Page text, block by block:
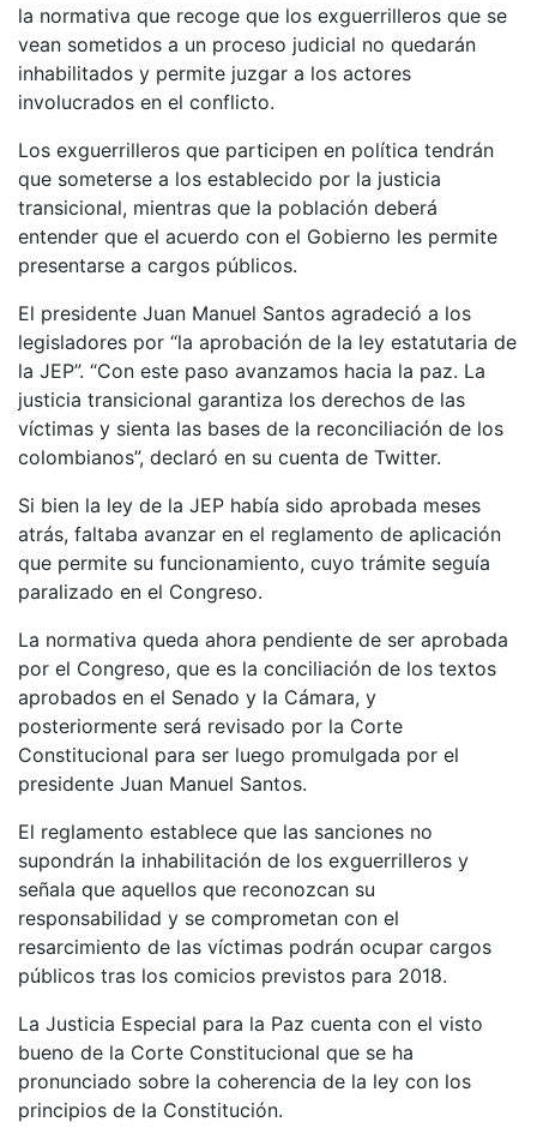
la normativa que recoge que los exguerrilleros que se
vean sometidos a un proceso judicial no quedarán
inhabilitados y permite juzgar a los actores
involucrados en el conflicto.
Los exguerrilleros que participen en política tendrán
que someterse a los establecido por la justicia
transicional, mientras que la población deberá
entender que el acuerdo con el Gobierno les permite
presentarse a cargos públicos.
El presidente Juan Manuel Santos agradeció a los
legisladores por “la aprobación de la ley estatutaria de
la JEP”. “Con este paso avanzamos hacia la paz. La
justicia transicional garantiza los derechos de las
víctimas y sienta las bases de la reconciliación de los
colombianos”, declaró en su cuenta de Twitter.
Si bien la ley de la JEP había sido aprobada meses
atrás, faltaba avanzar en el reglamento de aplicación
que permite su funcionamiento, cuyo trámite seguía
paralizado en el Congreso.
La normativa queda ahora pendiente de ser aprobada
por el Congreso, que es la conciliación de los textos
aprobados en el Senado y la Cámara, y
posteriormente será revisado por la Corte
Constitucional para ser luego promulgada por el
presidente Juan Manuel Santos.
El reglamento establece que las sanciones no
supondrán la inhabilitación de los exguerrilleros y
señala que aquellos que reconozcan su
responsabilidad y se comprometan con el
resarcimiento de las víctimas podrán ocupar cargos
públicos tras los comicios previstos para 2018.
La Justicia Especial para la Paz cuenta con el visto
bueno de la Corte Constitucional que se ha
pronunciado sobre la coherencia de la ley con los
principios de la Constitución.